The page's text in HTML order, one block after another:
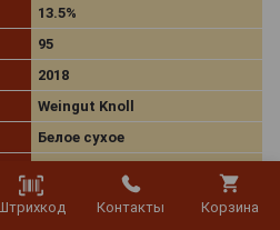
Контакты Корзина
13.5%
95
2018
Weingut Knoll
Белое сухое
Niederosterreich